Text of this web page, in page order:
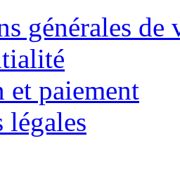
générales de
paiement